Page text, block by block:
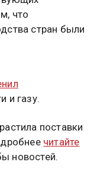
что
стран были
и газу.
поставки
читайте
новостей.